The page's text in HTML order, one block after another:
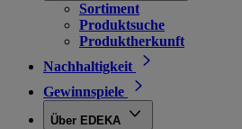
Sortiment
Produktsuche
Produktherkunft
Nachhaltigkeit
Gewinnspiele
Über EDEKA